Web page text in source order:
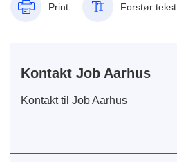
Print Forstør tekst
Kontakt Job Aarhus
Kontakt til Job Aarhus